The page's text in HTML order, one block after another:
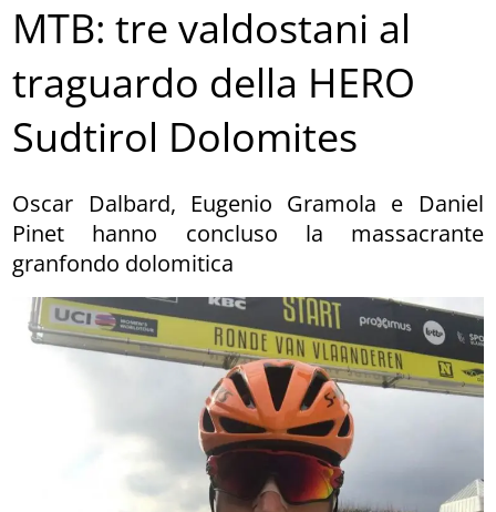
MTB: tre valdostani al
traguardo della HERO
Sudtirol Dolomites
Oscar Dalbard, Eugenio Gramola e Daniel
Pinet hanno concluso la massacrante
granfondo dolomitica